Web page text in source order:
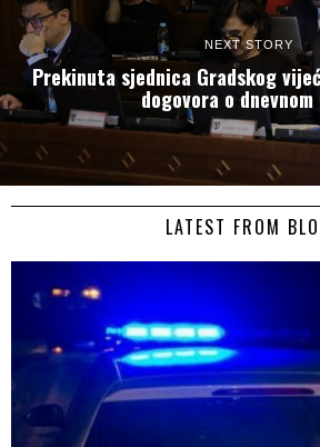
NEXT STORY
Prekinuta sjednica Gradskog
dogovora o
LATEST FROM